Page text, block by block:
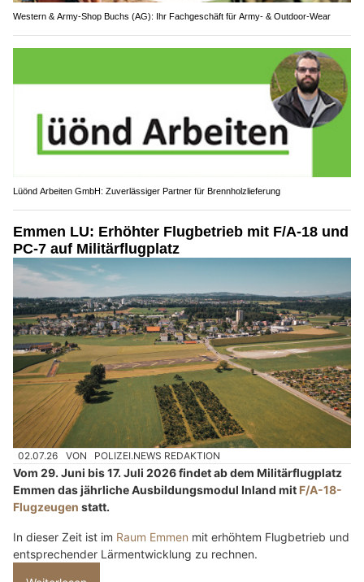
Western & Army-Shop Buchs (AG): Ihr Fachgeschäft für Army- & Outdoor-Wear
Lüönd Arbeiten GmbH: Zuverlässiger Partner für Brennholzlieferung
Emmen LU: Erhöhter Flugbetrieb mit F/A-18 und
PC-7 auf Militärflugplatz
02.07.26 VON POLIZEI.NEWS REDAKTION
Vom 29. Juni bis 17. Juli 2026 findet ab dem Militärflugplatz
Emmen das jährliche Ausbildungsmodul Inland mit F/A-18-
Flugzeugen statt.
In dieser Zeit ist im Raum Emmen mit erhöhtem Flugbetrieb und
entsprechender Lärmentwicklung zu rechnen.